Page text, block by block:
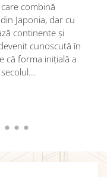
combină
Japonia, dar cu
continente și
cunoscută în
că forma inițială a